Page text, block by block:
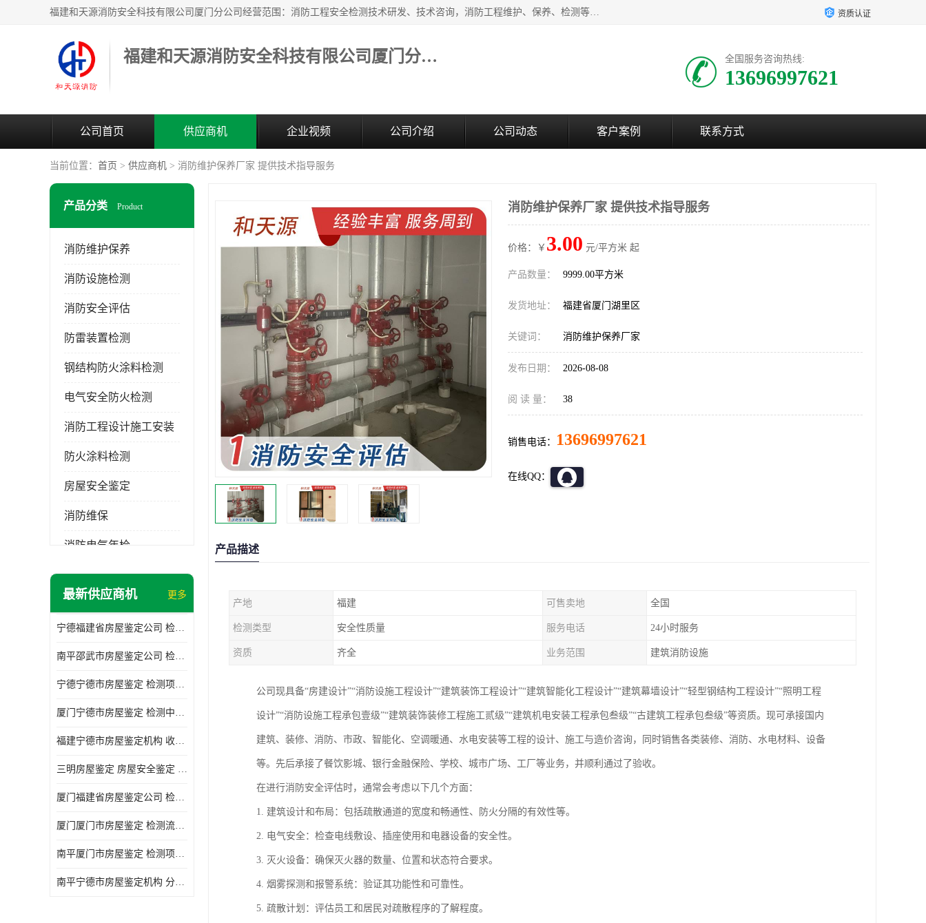
福建和天源消防安全科技有限公司厦门分公司经营范围：消防工程安全检测技术研发、技术咨询，消防工程维护、保养、检测等；主要的服务有：消防工程安全检测,消防工程施工,消防安全评估,消防维保,消防设施检测,消防维护保养,房屋安全鉴定,防雷装置检测,防火涂料检测,消防电气年检,泉州消防施工安装公司；消防器材、建材、五金制品零售。 资质认证
福建和天源消防安全科技有限公司厦门分公司 全国服务咨询热线:
13696997621
公司首页 供应商机 企业视频 公司介绍 公司动态 客户案例 联系方式
当前位置： 首页 > 供应商机 > 消防维护保养厂家 提供技术指导服务
产品分类 Product
消防维护保养
消防设施检测
消防安全评估
防雷装置检测
钢结构防火涂料检测
电气安全防火检测
消防工程设计施工安装
防火涂料检测
房屋安全鉴定
消防维保
消防电气年检
消防工程施工
最新供应商机 更多
宁德福建省房屋鉴定公司 检测项目广 可及时反馈数据结果
南平邵武市房屋鉴定公司 检测准确率高 加强房屋的日常与管理
宁德宁德市房屋鉴定 检测项目广 可及时反馈数据结果
厦门宁德市房屋鉴定 检测中心 收费合理规范 项目全 周期短
福建宁德市房屋鉴定机构 收费合理规范 加强房屋的日常与管理
三明房屋鉴定 房屋安全鉴定 检测方便 快捷 经验较为丰富
厦门福建省房屋鉴定公司 检测流程规范 加强房屋的日常与管理
厦门厦门市房屋鉴定 检测流程规范 检测方式多样化
南平厦门市房屋鉴定 检测项目广 经验较为丰富
南平宁德市房屋鉴定机构 分析准确度高 可及时反馈数据结果
消防维护保养厂家 提供技术指导服务
价格：￥ 3.00 元/平方米 起
产品数量： 9999.00平方米
发货地址： 福建省厦门湖里区
关键词： 消防维护保养厂家
发布日期： 2026-08-08
阅 读 量： 38
销售电话： 13696997621
在线QQ：
产品描述
产地 福建 可售卖地 全国
检测类型 安全性质量 服务电话 24小时服务
资质 齐全 业务范围 建筑消防设施
公司现具备“房建设计”“消防设施工程设计”“建筑装饰工程设计”“建筑智能化工程设计”“建筑幕墙设计”“轻型钢结构工程设计”“照明工程
设计”“消防设施工程承包壹级”“建筑装饰装修工程施工贰级”“建筑机电安装工程承包叁级”“古建筑工程承包叁级”等资质。现可承接国内
建筑、装修、消防、市政、智能化、空调暖通、水电安装等工程的设计、施工与造价咨询，同时销售各类装修、消防、水电材料、设备
等。先后承接了餐饮影城、银行金融保险、学校、城市广场、工厂等业务，并顺利通过了验收。
在进行消防安全评估时，通常会考虑以下几个方面：
1. 建筑设计和布局：包括疏散通道的宽度和畅通性、防火分隔的有效性等。
2. 电气安全：检查电线敷设、插座使用和电器设备的安全性。
3. 灭火设备：确保灭火器的数量、位置和状态符合要求。
4. 烟雾探测和报警系统：验证其功能性和可靠性。
5. 疏散计划：评估员工和居民对疏散程序的了解程度。